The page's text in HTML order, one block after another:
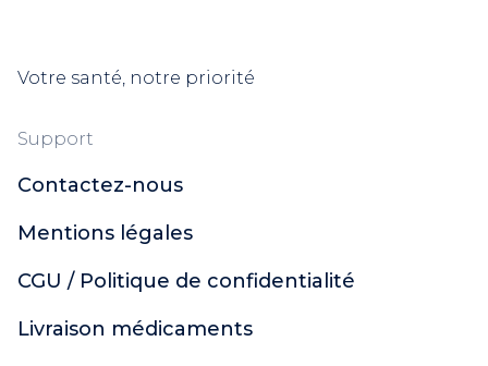
Votre santé, notre priorité
Support
Contactez-nous
Mentions légales
CGU / Politique de confidentialité
Livraison médicaments